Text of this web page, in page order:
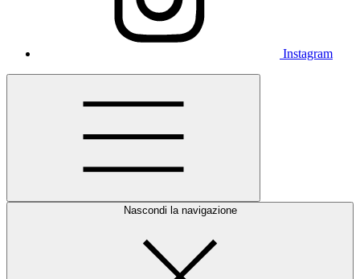
Instagram
Nascondi la navigazione